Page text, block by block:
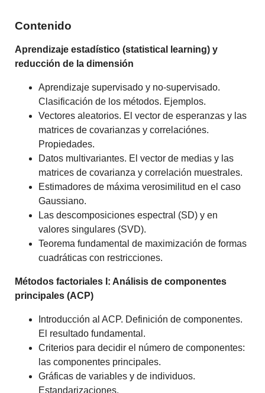
Contenido
Aprendizaje estadístico (statistical learning) y
reducción de la dimensión
Aprendizaje supervisado y no-supervisado.
Clasificación de los métodos. Ejemplos.
Vectores aleatorios. El vector de esperanzas y las
matrices de covarianzas y correlaciónes.
Propiedades.
Datos multivariantes. El vector de medias y las
matrices de covarianza y correlación muestrales.
Estimadores de máxima verosimilitud en el caso
Gaussiano.
Las descomposiciones espectral (SD) y en
valores singulares (SVD).
Teorema fundamental de maximización de formas
cuadráticas con restricciones.
Métodos factoriales I: Análisis de componentes
principales (ACP)
Introducción al ACP. Definición de componentes.
El resultado fundamental.
Criterios para decidir el número de componentes:
las componentes principales.
Gráficas de variables y de individuos.
Estandarizaciones.